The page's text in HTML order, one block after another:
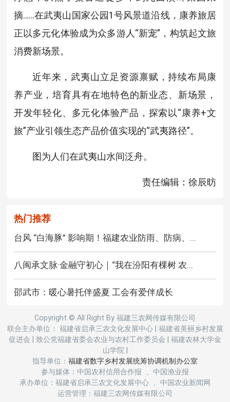
摘……在武夷山国家公园1号风景道沿线，康养旅居
正以多元化体验成为众多游人“新宠”，构筑起文旅
消费新场景。
近年来，武夷山立足资源禀赋，持续布局康
养产业，培育具有在地特色的新业态、新场景，
开发年轻化、多元化体验产品，探索以“康养+文
旅”产业引领生态产品价值实现的“武夷路径”。
图为人们在武夷山水间泛舟。
责任编辑：徐辰昉
热门推荐
台风 “白海豚” 影响期！福建农业防雨、防病、...
八闽承文脉·金融守初心｜“我在汾阳有棵树 农...
邵武市：暖心暑托伴盛夏 工会有爱伴成长
Copyright © All Right By 福建三农网传媒有限公司
联合主办单位： 福建省启承三农文化发展中心
福建省美丽乡村发展
促进会
致公党福建省委会农业与农村工作委员会
福建农林大学金
山学院
指导单位： 福建省数字乡村发展统筹协调机制办公室
参与媒体：中国农村信用合作报 、中国渔业报
承办单位：福建省启承三农文化发展中心 、中国农业新闻网
运营管理：福建三农网传媒有限公司